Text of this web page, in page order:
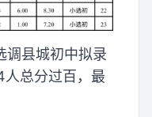
调县城初中拟录
总分过百，最